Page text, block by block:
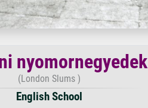
nyomornegyedek
(London Slums )
English School